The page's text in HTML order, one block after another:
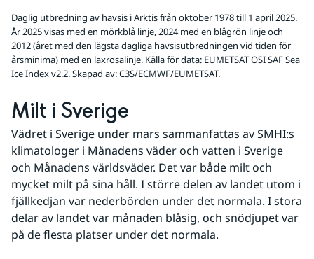
Daglig utbredning av havsis i Arktis från oktober 1978 till 1 april 2025.
År 2025 visas med en mörkblå linje, 2024 med en blågrön linje och
2012 (året med den lägsta dagliga havsisutbredningen vid tiden för
årsminima) med en laxrosalinje. Källa för data: EUMETSAT OSI SAF Sea
Ice Index v2.2. Skapad av: C3S/ECMWF/EUMETSAT.
Milt i Sverige
Vädret i Sverige under mars sammanfattas av SMHI:s
klimatologer i Månadens väder och vatten i Sverige
och Månadens världsväder. Det var både milt och
mycket milt på sina håll. I större delen av landet utom i
fjällkedjan var nederbörden under det normala. I stora
delar av landet var månaden blåsig, och snödjupet var
på de flesta platser under det normala.